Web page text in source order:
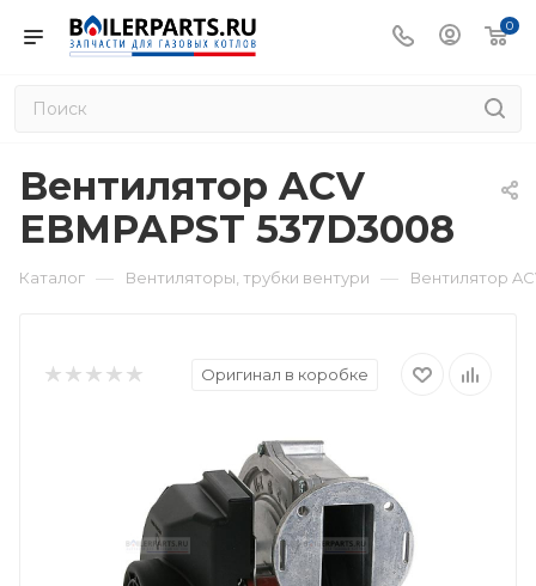
0
Вентилятор ACV
EBMPAPST 537D3008
Каталог — Вентиляторы, трубки вентури — Вентилятор
Оригинал в коробке